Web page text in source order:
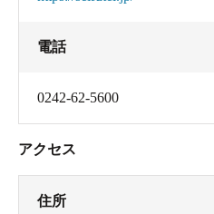
電話
0242-62-5600
アクセス
住所